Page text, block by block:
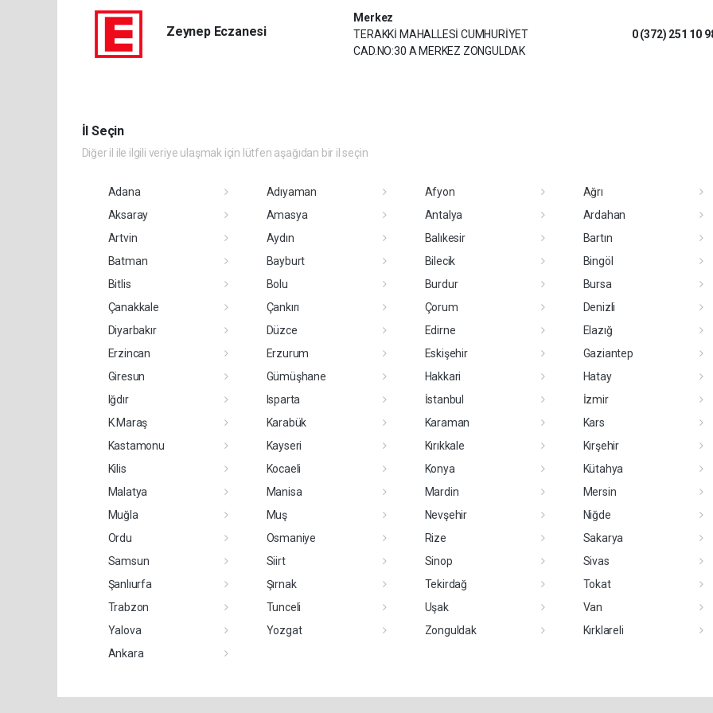
Zeynep Eczanesi
Merkez
TERAKKİ MAHALLESİ CUMHURİYET
CAD.NO:30 A MERKEZ ZONGULDAK
0 (372) 251 10
İl Seçin
Diğer il ile ilgili veriye ulaşmak için lütfen aşağıdan bir il seçin
Adana Adıyaman Afyon
Ağrı
Aksaray
Amasya Antalya
Ardahan
Artvin
Aydın Balıkesir
Bartın
Batman
Bayburt Bilecik
Bingöl
Bitlis
Bolu Burdur
Bursa
Çanakkale
Çankırı Çorum
Denizli
Diyarbakır
Düzce Edirne
Elazığ
Erzincan
Erzurum Eskişehir
Gaziantep
Giresun
Gümüşhane Hakkari
Hatay
Iğdır
Isparta İstanbul
İzmir
K.Maraş
Karabük Karaman
Kars
Kastamonu
Kayseri Kırıkkale
Kırşehir
Kilis
Kocaeli Konya
Kütahya
Malatya
Manisa Mardin
Mersin
Muğla
Muş Nevşehir
Niğde
Ordu
Osmaniye Rize
Sakarya
Samsun
Siirt Sinop
Sivas
Şanlıurfa
Şırnak Tekirdağ
Tokat
Trabzon
Tunceli Uşak
Van
Yalova
Yozgat Zonguldak
Kırklareli
Ankara